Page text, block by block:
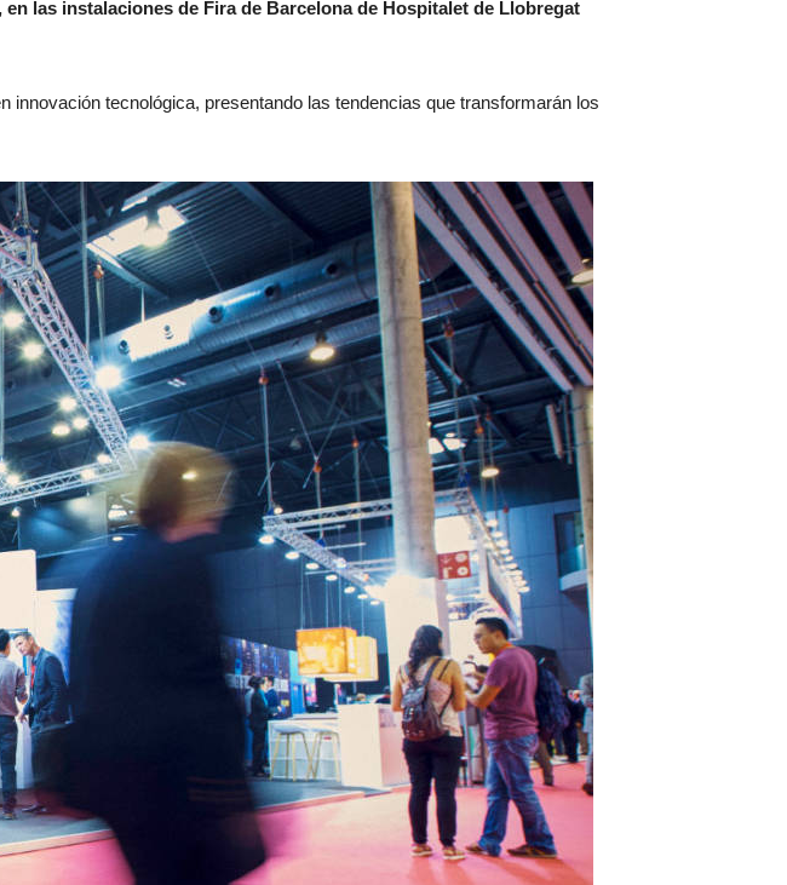
, en las instalaciones de Fira de Barcelona de Hospitalet de Llobregat
tecnológica, presentando las tendencias que transformarán los